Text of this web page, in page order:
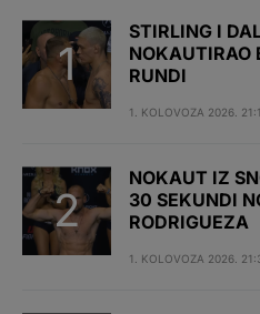
STIRLING I
NOKAUTIRAO
RUNDI
1. KOLOVOZA 2026.
NOKAUT IZ
30 SEKUNDI
RODRIGUEZA
1. KOLOVOZA 2026.